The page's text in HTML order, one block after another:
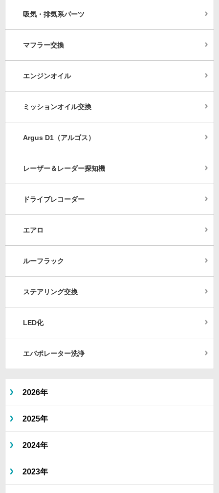
吸気・排気系パーツ
マフラー交換
エンジンオイル
ミッションオイル交換
Argus D1（アルゴス）
レーザー＆レーダー探知機
ドライブレコーダー
エアロ
ルーフラック
ステアリング交換
LED化
エバポレーター洗浄
2026年
2025年
2024年
2023年